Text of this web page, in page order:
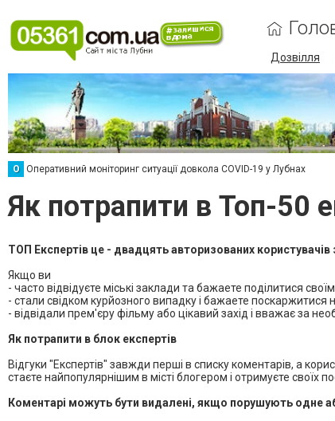
Дозвілля
О Оперативний моніторинг ситуації довкола COVID-19 у Лубнах
Як потрапити в Топ-50
ТОП Експертів це - двадцять авторизованих користувачів
Якщо ви
- часто відвідуєте міські заклади та бажаете поділитися
- стали свідком курйозного випадку і бажаете
- відвідали прем'єру фільму або цікавий захід і вважає за
Як потрапити в блок експертів
Відгуки "Експертів" завжди перші в списку коментарів, а
стаєте найпопулярнішим в місті блогером і отримуєте своїх
Коментарі можуть бути видалені, якщо порушують одне